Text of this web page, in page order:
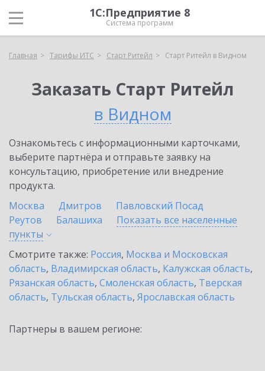
1С:Предприятие 8
Система программ
Главная Тарифы ИТС Старт Ритейл Старт Ритейл в Видном
Заказать Старт Ритейл
в Видном
Ознакомьтесь с информационными карточками,
выберите партнёра и отправьте заявку на
консультацию, приобретение или внедрение
продукта.
Москва
Дмитров
Павловский Посад
Реутов
Балашиха
Показать все населенные
пункты
Смотрите также: Россия, Москва и Московская
область, Владимирская область, Калужская область,
Рязанская область, Смоленская область, Тверская
область, Тульская область, Ярославская область
Партнеры в вашем регионе: